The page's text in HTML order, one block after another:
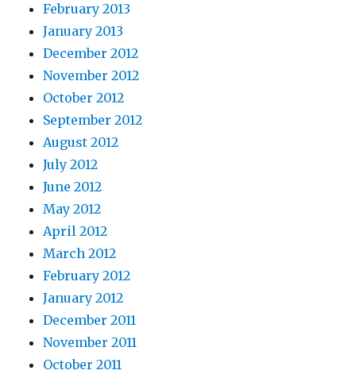
February 2013
January 2013
December 2012
November 2012
October 2012
September 2012
August 2012
July 2012
June 2012
May 2012
April 2012
March 2012
February 2012
January 2012
December 2011
November 2011
October 2011